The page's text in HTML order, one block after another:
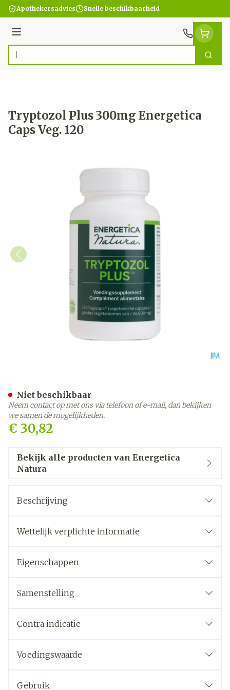
Ga naar de inhoud
Apothekersadvies Snelle beschikbaarheid
Menu
Product, merk, categorie... Zoek
Tryptozol Plus 300mg Energetica
Caps Veg. 120
€ 30,82
Niet beschikbaar
Neem contact op met ons via telefoon of e-mail, dan bekijken
we samen de mogelijkheden.
Bekijk alle producten van Energetica
Natura
Beschrijving
Wettelijk verplichte informatie
Eigenschappen
Samenstelling
Contra indicatie
Voedingswaarde
Gebruik